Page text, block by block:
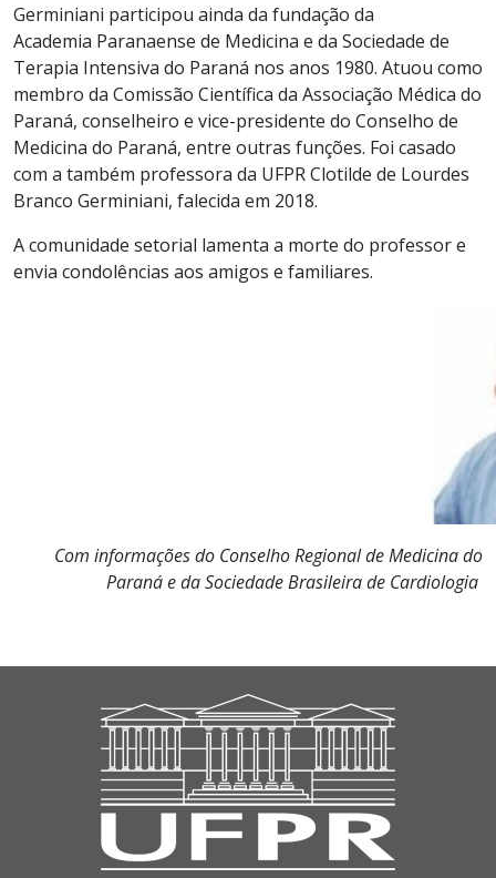
Germiniani participou ainda da fundação da
Academia Paranaense de Medicina e da Sociedade de
Terapia Intensiva do Paraná nos anos 1980. Atuou como
membro da Comissão Científica da Associação Médica do
Paraná, conselheiro e vice-presidente do Conselho de
Medicina do Paraná, entre outras funções. Foi casado
com a também professora da UFPR Clotilde de Lourdes
Branco Germiniani, falecida em 2018.
A comunidade setorial lamenta a morte do professor e
envia condolências aos amigos e familiares.
Com informações do Conselho Regional de Medicina do
Paraná e da Sociedade Brasileira de Cardiologia